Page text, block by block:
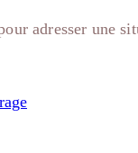
adresser une